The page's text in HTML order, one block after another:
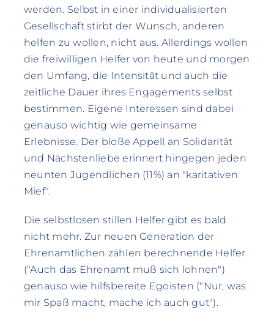
werden. Selbst in einer individualisierten
Gesellschaft stirbt der Wunsch, anderen
helfen zu wollen, nicht aus. Allerdings wollen
die freiwilligen Helfer von heute und morgen
den Umfang, die Intensität und auch die
zeitliche Dauer ihres Engagements selbst
bestimmen. Eigene Interessen sind dabei
genauso wichtig wie gemeinsame
Erlebnisse. Der bloße Appell an Solidarität
und Nächstenliebe erinnert hingegen jeden
neunten Jugendlichen (11%) an "karitativen
Mief".
Die selbstlosen stillen Helfer gibt es bald
nicht mehr. Zur neuen Generation der
Ehrenamtlichen zählen berechnende Helfer
("Auch das Ehrenamt muß sich lohnen")
genauso wie hilfsbereite Egoisten ("Nur, was
mir Spaß macht, mache ich auch gut").